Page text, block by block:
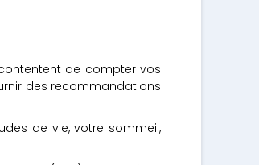
de compter vos
des recommandations
de vie, votre sommeil,